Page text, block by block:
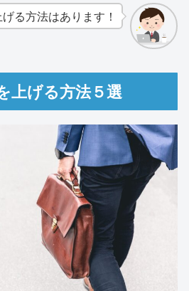
る方法はあります！
上げる方法５選